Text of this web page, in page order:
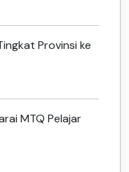
Provinsi ke
MTQ Pelajar